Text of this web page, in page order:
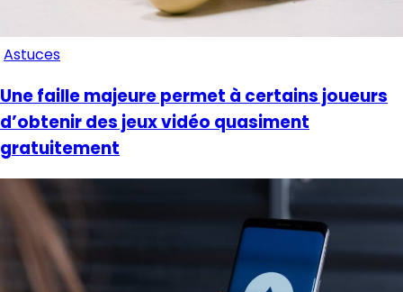
Astuces
Une faille majeure permet à certains joueurs
d’obtenir des jeux vidéo quasiment
gratuitement